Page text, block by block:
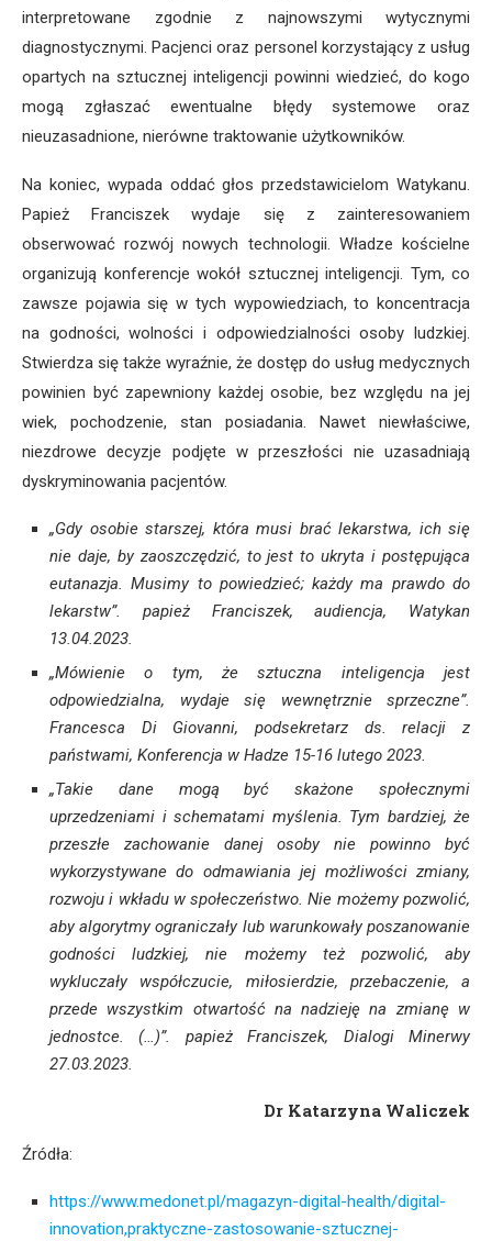
interpretowane zgodnie z najnowszymi wytycznymi
diagnostycznymi. Pacjenci oraz personel korzystający z usług
opartych na sztucznej inteligencji powinni wiedzieć, do kogo
mogą zgłaszać ewentualne błędy systemowe oraz
nieuzasadnione, nierówne traktowanie użytkowników.
Na koniec, wypada oddać głos przedstawicielom Watykanu.
Papież Franciszek wydaje się z zainteresowaniem
obserwować rozwój nowych technologii. Władze kościelne
organizują konferencje wokół sztucznej inteligencji. Tym, co
zawsze pojawia się w tych wypowiedziach, to koncentracja
na godności, wolności i odpowiedzialności osoby ludzkiej.
Stwierdza się także wyraźnie, że dostęp do usług medycznych
powinien być zapewniony każdej osobie, bez względu na jej
wiek, pochodzenie, stan posiadania. Nawet niewłaściwe,
niezdrowe decyzje podjęte w przeszłości nie uzasadniają
dyskryminowania pacjentów.
„Gdy osobie starszej, która musi brać lekarstwa, ich się
nie daje, by zaoszczędzić, to jest to ukryta i postępująca
eutanazja. Musimy to powiedzieć; każdy ma prawdo do
lekarstw”. papież Franciszek, audiencja, Watykan
13.04.2023.
„Mówienie o tym, że sztuczna inteligencja jest
odpowiedzialna, wydaje się wewnętrznie sprzeczne”.
Francesca Di Giovanni, podsekretarz ds. relacji z
państwami, Konferencja w Hadze 15-16 lutego 2023.
„Takie dane mogą być skażone społecznymi
uprzedzeniami i schematami myślenia. Tym bardziej, że
przeszłe zachowanie danej osoby nie powinno być
wykorzystywane do odmawiania jej możliwości zmiany,
rozwoju i wkładu w społeczeństwo. Nie możemy pozwolić,
aby algorytmy ograniczały lub warunkowały poszanowanie
godności ludzkiej, nie możemy też pozwolić, aby
wykluczały współczucie, miłosierdzie, przebaczenie, a
przede wszystkim otwartość na nadzieję na zmianę w
jednostce. (…)”. papież Franciszek, Dialogi Minerwy
27.03.2023.
Dr Katarzyna Waliczek
Źródła:
https://www.medonet.pl/magazyn-digital-health/digital-
innovation,praktyczne-zastosowanie-sztucznej-